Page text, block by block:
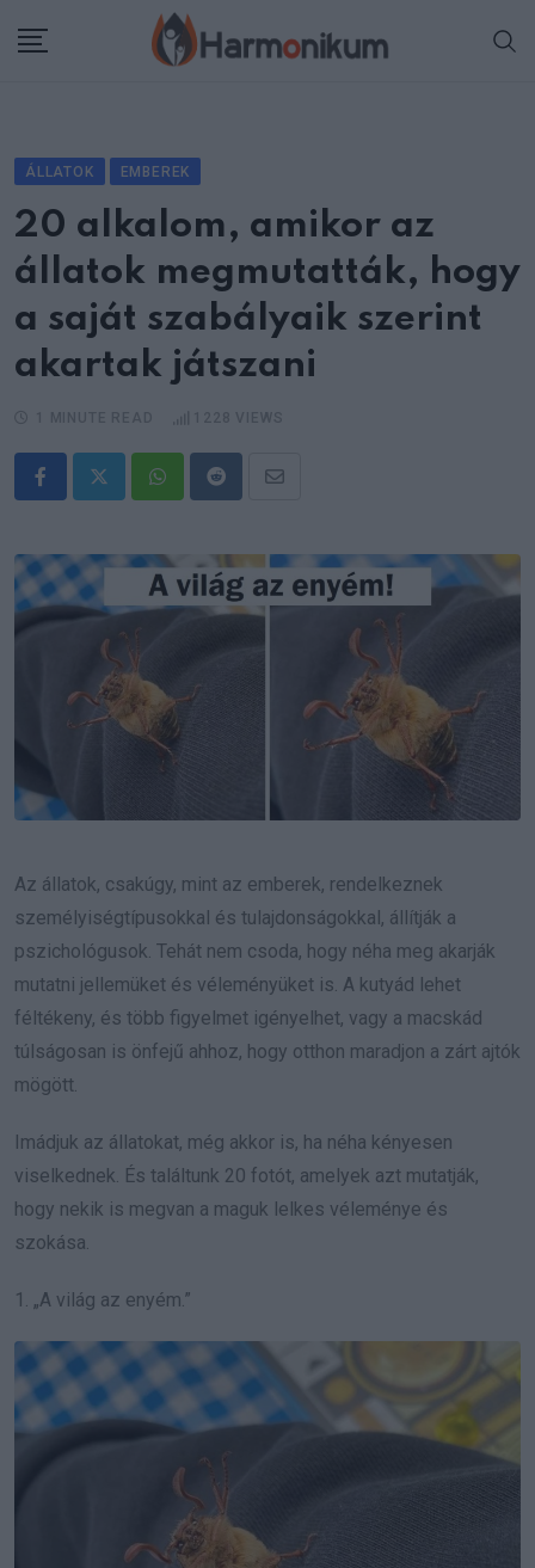
ÁLLATOK EMBEREK
20 alkalom, amikor az
állatok megmutatták, hogy
a saját szabályaik szerint
akartak játszani
WhatsappRedditShare
Email
Az állatok, csakúgy, mint az emberek, rendelkeznek
személyiségtípusokkal és tulajdonságokkal, állítják a
pszichológusok. Tehát nem csoda, hogy néha meg akarják
mutatni jellemüket és véleményüket is. A kutyád lehet
féltékeny, és több figyelmet igényelhet, vagy a macskád
túlságosan is önfejű ahhoz, hogy otthon maradjon a zárt ajtók
mögött.
Imádjuk az állatokat, még akkor is, ha néha kényesen
viselkednek. És találtunk 20 fotót, amelyek azt mutatják,
hogy nekik is megvan a maguk lelkes véleménye és
szokása.
1. „A világ az enyém.”